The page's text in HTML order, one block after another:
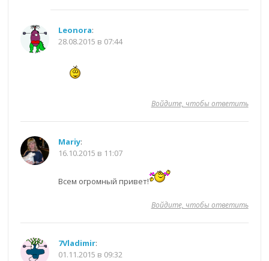
Leonora:
28.08.2015 в 07:44
Войдите, чтобы ответить
Mariy:
16.10.2015 в 11:07
Всем огромный привет!
Войдите, чтобы ответить
7Vladimir:
01.11.2015 в 09:32